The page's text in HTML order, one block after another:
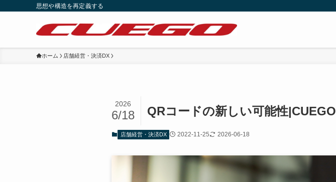
思想や構造を再定義する
ホーム 店舗経営・決済DX
QRコードの新しい可能性|CUEGO
2026
6/18
店舗経営・決済DX 2022-11-25 2026-06-18